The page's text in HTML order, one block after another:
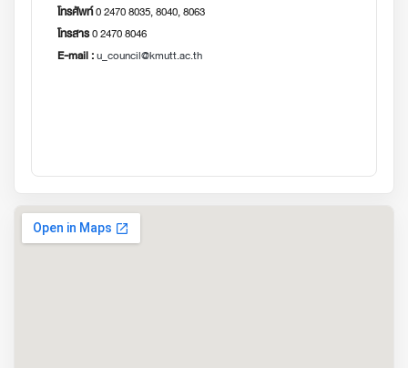
โทรศัพท์0 2470 8035, 8040, 8063
โทรสาร0 2470 8046
E-mail :u_council@kmutt.ac.th